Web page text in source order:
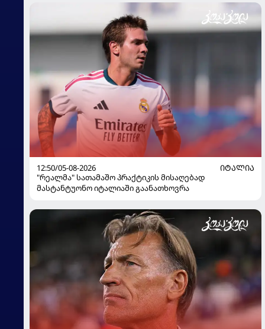
12:50/05-08-2026
ᲘᲢᲐᲚᲘᲐ
"რეალმა" სათამაშო პრაქტიკის მისაღებად
მასტანტუონო იტალიაში გაანათხოვრა